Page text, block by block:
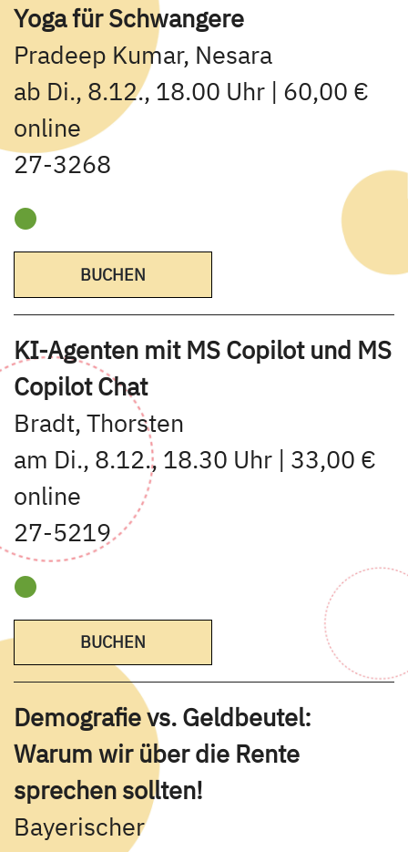
Yoga für Schwangere
Pradeep Kumar, Nesara
ab Di., 8.12., 18.00 Uhr | 60,00 €
online
27-3268
BUCHEN
KI-Agenten mit MS Copilot und MS
Copilot Chat
Bradt, Thorsten
am Di., 8.12., 18.30 Uhr | 33,00 €
online
27-5219
BUCHEN
Demografie vs. Geldbeutel:
Warum wir über die Rente
sprechen sollten!
Bayerischer